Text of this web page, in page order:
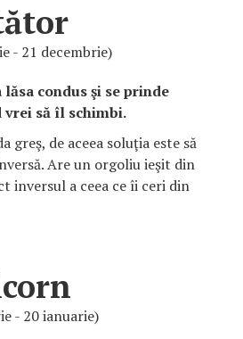
- 21 decembrie)
condus şi se prinde
vrei să îl schimbi.
greş, de aceea soluţia este să
Are un orgoliu ieşit din
inversul a ceea ce îi ceri din
- 20 ianuarie)